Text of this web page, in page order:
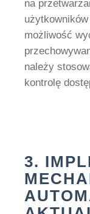
na
możliwość
należy
kontrolę
3.